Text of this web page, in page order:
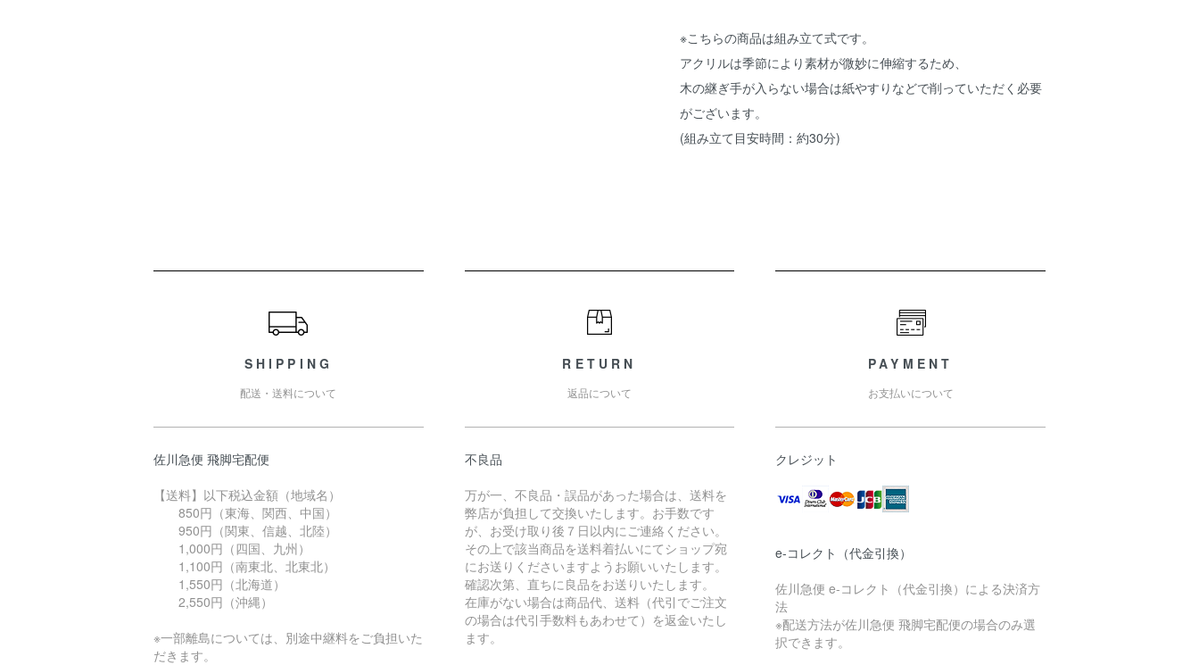
※こちらの商品は組み立て式です。
アクリルは季節により素材が微妙に伸縮するため、
木の継ぎ手が入らない場合は紙やすりなどで削っていただく必要
がございます。
(組み立て目安時間：約30分)
SHIPPING
配送・送料について
佐川急便 飛脚宅配便
【送料】以下税込金額（地域名）
850円（東海、関西、中国）
950円（関東、信越、北陸）
1,000円（四国、九州）
1,100円（南東北、北東北）
1,550円（北海道）
2,550円（沖縄）
※一部離島については、別途中継料をご負担いた
だきます。
RETURN
返品について
不良品
万が一、不良品・誤品があった場合は、送料を
弊店が負担して交換いたします。お手数です
が、お受け取り後７日以内にご連絡ください。
その上で該当商品を送料着払いにてショップ宛
にお送りくださいますようお願いいたします。
確認次第、直ちに良品をお送りいたします。
在庫がない場合は商品代、送料（代引でご注文
の場合は代引手数料もあわせて）を返金いたし
ます。
PAYMENT
お支払いについて
クレジット
e-コレクト（代金引換）
佐川急便 e-コレクト（代金引換）による決済方
法
※配送方法が佐川急便 飛脚宅配便の場合のみ選
択できます。